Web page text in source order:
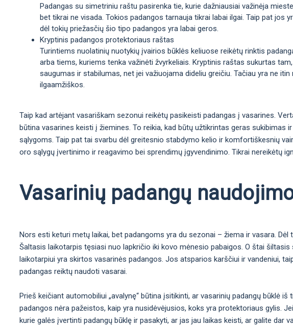
Padangas su simetriniu raštu pasirenka tie, kurie dažniausiai važinėja
bet tikrai ne visada. Tokios padangos tarnauja tikrai labai ilgai. Taip pat
dėl tokių priežasčių šio tipo padangos yra labai geros.
Kryptinis padangos protektoriaus raštas
Turintiems nuolatinių nuotykių įvairios būklės keliuose reikėtų rinktis
arba tiems, kuriems tenka važinėti žvyrkeliais. Kryptinis raštas sukurtas
saugumas ir stabilumas, net jei važiuojama dideliu greičiu. Tačiau yra ne
ilgaamžiškos.
Taip kad artėjant vasariškam sezonui reikėtų pasikeisti padangas į vasarines.
būtina vasarines keisti į žiemines. To reikia, kad būtų užtikrintas geras
sąlygoms. Taip pat tai svarbu dėl greitesnio stabdymo kelio ir komfortiškesnių
oro sąlygų įvertinimo ir reagavimo bei sprendimų įgyvendinimo. Tikrai nereikėtų
Vasarinių padangų
Nors esti keturi metų laikai, bet padangoms yra du sezonai – žiema ir vasara.
Šaltasis laikotarpis tęsiasi nuo lapkričio iki kovo mėnesio pabaigos. O štai
laikotarpiui yra skirtos vasarinės padangos. Jos atsparios karščiui ir vandeniui,
padangas reiktų naudoti vasarai.
Prieš keičiant automobiliui „avalynę“ būtina įsitikinti, ar vasarinių padangų būklė
padangos nėra pažeistos, kaip yra nusidėvėjusios, koks yra protektoriaus gylis.
kurie galės įvertinti padangų būklę ir pasakyti, ar jas jau laikas keisti, ar galite dar